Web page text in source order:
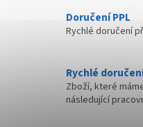
Doručení PPL
Rychlé doručení
Rychlé
Zboží, které
následující